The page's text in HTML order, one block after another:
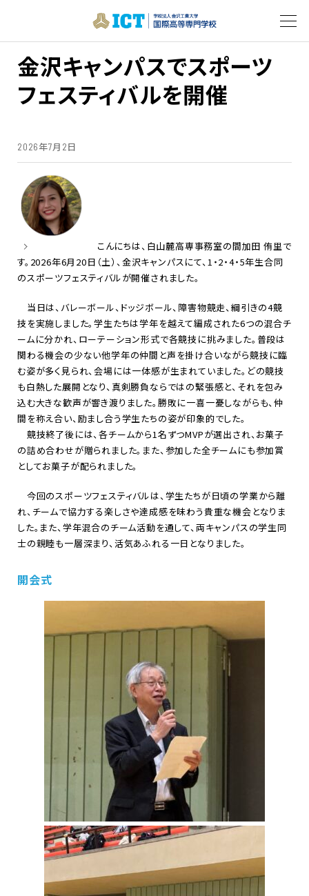
金沢キャンパスでスポーツ
フェスティバルを開催
2026年7月2日
こんにちは、白山麓高専事務室の間加田 侑里で
す。2026年6月20日（土）、金沢キャンパスにて、1・2・4・5年生合同
のスポーツフェスティバルが開催されました。
当日は、バレーボール、ドッジボール、障害物競走、綱引きの4競
技を実施しました。学生たちは学年を越えて編成された6つの混合チ
ームに分かれ、ローテーション形式で各競技に挑みました。普段は
関わる機会の少ない他学年の仲間と声を掛け合いながら競技に臨
む姿が多く見られ、会場には一体感が生まれていました。どの競技
も白熱した展開となり、真剣勝負ならではの緊張感と、それを包み
込む大きな歓声が響き渡りました。勝敗に一喜一憂しながらも、仲
間を称え合い、励まし合う学生たちの姿が印象的でした。
競技終了後には、各チームから1名ずつMVPが選出され、お菓子
の詰め合わせが贈られました。また、参加した全チームにも参加賞
としてお菓子が配られました。
今回のスポーツフェスティバルは、学生たちが日頃の学業から離
れ、チームで協力する楽しさや達成感を味わう貴重な機会となりま
した。また、学年混合のチーム活動を通して、両キャンパスの学生同
士の親睦も一層深まり、活気あふれる一日となりました。
開会式